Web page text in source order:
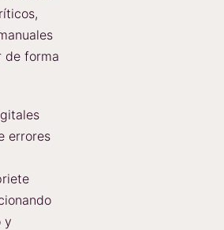
de forma
errores
y